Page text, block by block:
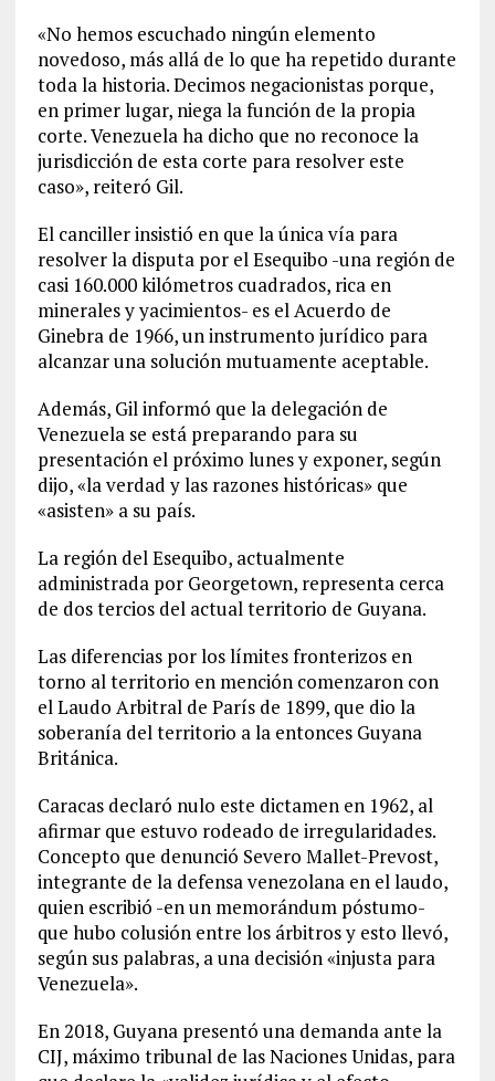
«No hemos escuchado ningún elemento
novedoso, más allá de lo que ha repetido durante
toda la historia. Decimos negacionistas porque,
en primer lugar, niega la función de la propia
corte. Venezuela ha dicho que no reconoce la
jurisdicción de esta corte para resolver este
caso», reiteró Gil.
El canciller insistió en que la única vía para
resolver la disputa por el Esequibo -una región de
casi 160.000 kilómetros cuadrados, rica en
minerales y yacimientos- es el Acuerdo de
Ginebra de 1966, un instrumento jurídico para
alcanzar una solución mutuamente aceptable.
Además, Gil informó que la delegación de
Venezuela se está preparando para su
presentación el próximo lunes y exponer, según
dijo, «la verdad y las razones históricas» que
«asisten» a su país.
La región del Esequibo, actualmente
administrada por Georgetown, representa cerca
de dos tercios del actual territorio de Guyana.
Las diferencias por los límites fronterizos en
torno al territorio en mención comenzaron con
el Laudo Arbitral de París de 1899, que dio la
soberanía del territorio a la entonces Guyana
Británica.
Caracas declaró nulo este dictamen en 1962, al
afirmar que estuvo rodeado de irregularidades.
Concepto que denunció Severo Mallet-Prevost,
integrante de la defensa venezolana en el laudo,
quien escribió -en un memorándum póstumo-
que hubo colusión entre los árbitros y esto llevó,
según sus palabras, a una decisión «injusta para
Venezuela».
En 2018, Guyana presentó una demanda ante la
CIJ, máximo tribunal de las Naciones Unidas, para